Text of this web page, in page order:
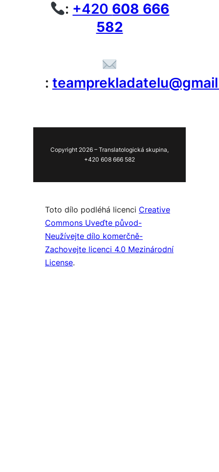
: +420 608 666
582
:
Copyright 2026 – Translatologická skupina,
+420 608 666 582
Toto dílo podléhá licenci Creative
Commons Uveďte původ-
Neužívejte dílo komerčně-
Zachovejte licenci 4.0 Mezinárodní
License.